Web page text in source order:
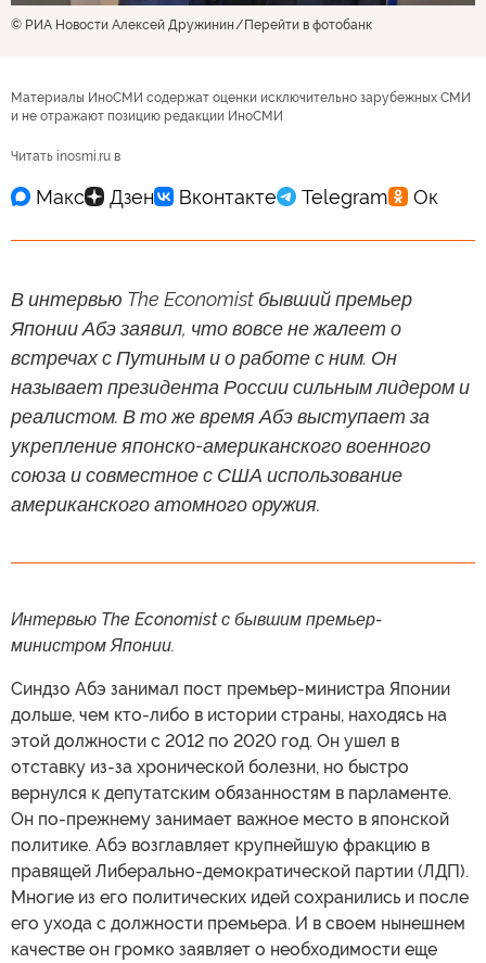
© РИА Новости Алексей Дружинин Перейти в фотобанк
Материалы ИноСМИ содержат оценки исключительно зарубежных СМИ
и не отражают позицию редакции ИноСМИ
Читать inosmi.ru в
В интервью The Economist бывший премьер
Японии Абэ заявил, что вовсе не жалеет о
встречах с Путиным и о работе с ним. Он
называет президента России сильным лидером и
реалистом. В то же время Абэ выступает за
укрепление японско-американского военного
союза и совместное с США использование
американского атомного оружия.
Интервью The Economist с бывшим премьер-
министром Японии.
Синдзо Абэ занимал пост премьер-министра Японии
дольше, чем кто-либо в истории страны, находясь на
этой должности с 2012 по 2020 год. Он ушел в
отставку из-за хронической болезни, но быстро
вернулся к депутатским обязанностям в парламенте.
Он по-прежнему занимает важное место в японской
политике. Абэ возглавляет крупнейшую фракцию в
правящей Либерально-демократической партии (ЛДП).
Многие из его политических идей сохранились и после
его ухода с должности премьера. И в своем нынешнем
качестве он громко заявляет о необходимости еще